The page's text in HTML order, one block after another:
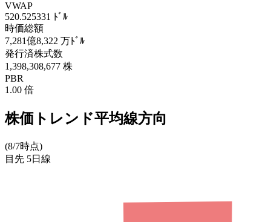
VWAP
520.525331 ﾄﾞﾙ
時価総額
7,281億8,322 万ﾄﾞﾙ
発行済株式数
1,398,308,677 株
PBR
1.00 倍
株価トレンド平均線方向
(8/7時点)
目先 5日線